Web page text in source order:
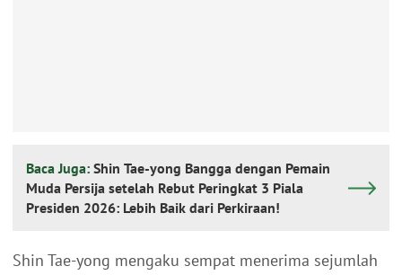
Baca Juga: Shin Tae-yong Bangga dengan Pemain
Muda Persija setelah Rebut Peringkat 3 Piala
Presiden 2026: Lebih Baik dari Perkiraan!
Shin Tae-yong mengaku sempat menerima sejumlah